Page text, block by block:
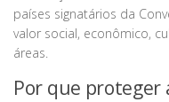
países signatários da
valor social, econômico,
áreas.
Por que proteger